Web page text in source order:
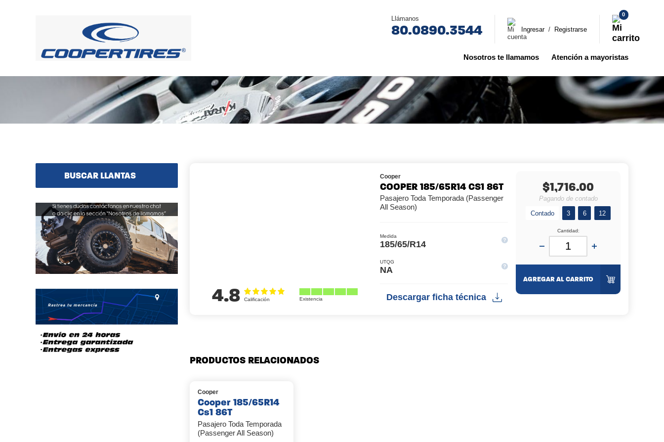
Llámanos
80.0890.3544 Ingresar / Registrarse
0
Nosotros te llamamos Atención a mayoristas
BUSCAR LLANTAS Cooper
COOPER 185/65R14 CS1 86T
Pasajero Toda Temporada (Passenger
All Season)
Medida
185/65/R14
UTQG
NA
Descargar ficha técnica
4.8
$1,716.00
Pagando de contado
Contado
3 6 12
Cantidad:
AGREGAR AL CARRITO
PRODUCTOS RELACIONADOS
Cooper
Cooper 185/65R14
Cs1 86T
Pasajero Toda Temporada
(Passenger All Season)